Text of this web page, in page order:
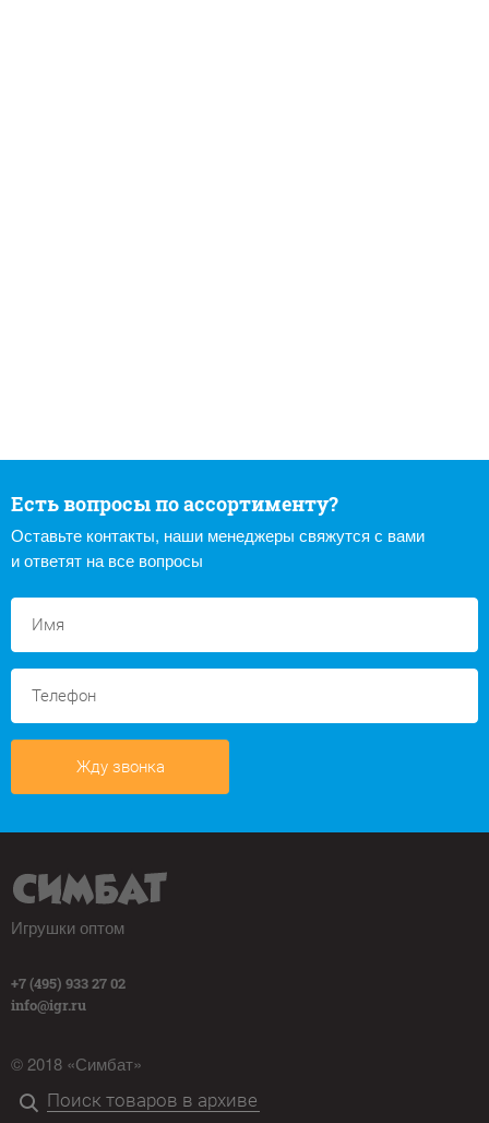
Есть вопросы по ассортименту?
Оставьте контакты, наши менеджеры свяжутся с вами
и ответят на все вопросы
Жду звонка
Игрушки оптом
+7 (495) 933 27 02
info@igr.ru
© 2018 «Симбат»